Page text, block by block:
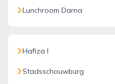
Lunchroom Darna
Hafiza I
Stadsschouwburg